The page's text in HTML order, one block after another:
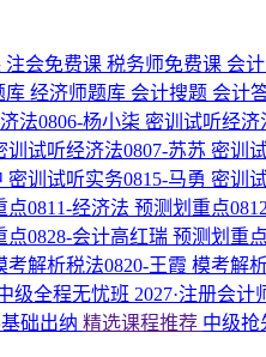
注会免费课 税务师免费课 会
库 经济师题库 会计搜题 会计
法0806-杨小柒 密训试听经济
训试听经济法0807-苏苏 密训
密训试听实务0815-马勇 密训
点0811-经济法 预测划重点
点0828-会计高红瑞 预测划重
考解析税法0820-王霞 模考解
级全程无忧班 2027·注册会计
础出纳 精选课程推荐 中级抢